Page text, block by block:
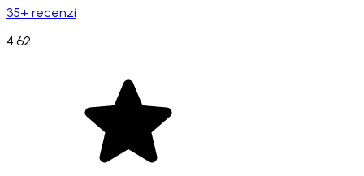
35+ recenzí
4.62